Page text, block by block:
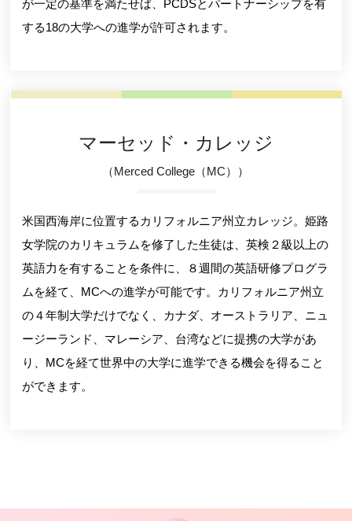
が一定の基準を満たせば、PCDSとパートナーシップを有
する18の大学への進学が許可されます。
マーセッド・カレッジ
（Merced College（MC））
米国西海岸に位置するカリフォルニア州立カレッジ。姫路
女学院のカリキュラムを修了した生徒は、英検２級以上の
英語力を有することを条件に、８週間の英語研修プログラ
ムを経て、MCへの進学が可能です。カリフォルニア州立
の４年制大学だけでなく、カナダ、オーストラリア、ニュ
ージーランド、マレーシア、台湾などに提携の大学があ
り、MCを経て世界中の大学に進学できる機会を得ること
ができます。